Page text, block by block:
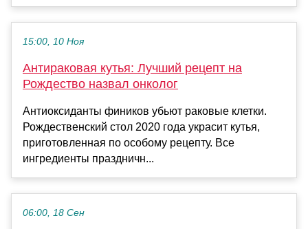
15:00, 10 Ноя
Антираковая кутья: Лучший рецепт на
Рождество назвал онколог
Антиоксиданты фиников убьют раковые клетки.
Рождественский стол 2020 года украсит кутья,
приготовленная по особому рецепту. Все
ингредиенты праздничн...
06:00, 18 Сен